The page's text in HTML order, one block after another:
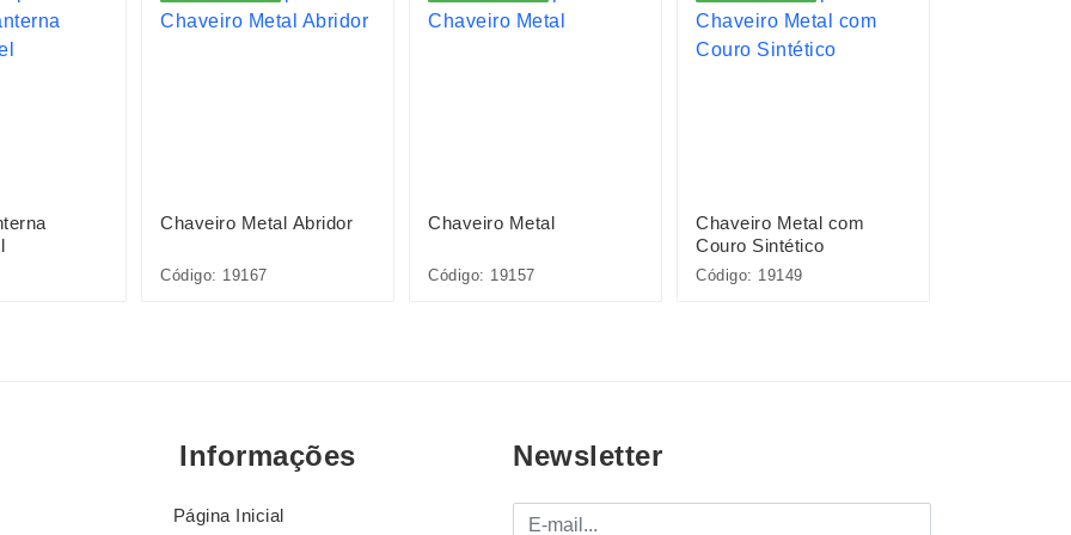
Chaveiro Metal Abridor
Código: 19167
Chaveiro Metal
Código: 19157
Chaveiro Metal com
Couro Sintético
Código: 19149
Informações
Página Inicial
Newsletter
E-mail